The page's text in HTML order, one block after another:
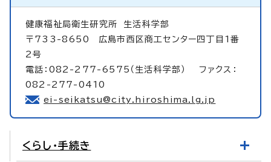
健康福祉局衛生研究所 生活科学部
〒733-8650 広島市西区商工センター四丁目1番
2号
電話：082-277-6575（生活科学部） ファクス：
082-277-0410
ei-seikatsu@city.hiroshima.lg.jp
くらし・手続き